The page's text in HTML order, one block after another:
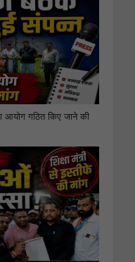
आयोग गठित किए जाने की